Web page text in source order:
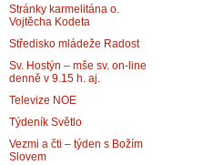
Stránky karmelitána o.
Vojtěcha Kodeta
Středisko mládeže Radost
Sv. Hostýn – mše sv. on-line
denně v 9.15 h. aj.
Televize NOE
Týdeník Světlo
Vezmi a čti – týden s Božím
Slovem